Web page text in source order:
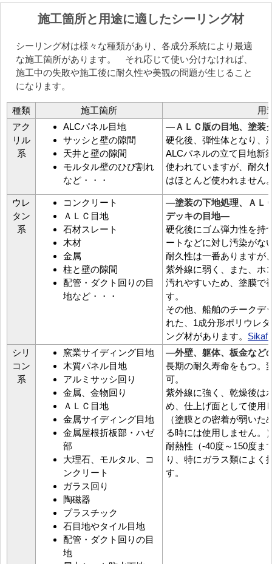
施工箇所と用途に適したシーリング材
シーリング材は様々な種類があり、各成分系統により最適
な施工箇所があります。 それ応じて使い分けなければ、
施工中の失敗や施工後に耐久性や美観の問題が生じること
になります。
種類 施工箇所
用
アク
リル
系
ALCパネル目地
サッシと壁の隙間
天井と壁の隙間
モルタル壁のひび割れ
など・・・
―ＡＬＣ版の目地、塗装
硬化後、弾性体となり、
ALCパネルの立て目地新
使われていますが、耐久
はほとんど使われません
ウレ
タン
系
コンクリート
ＡＬＣ目地
石材スレート
木材
金属
柱と壁の隙間
配管・ダクト回りの目
地など・・・
―塗装の下地処理、ＡＬ
デッキの目地―
硬化後にゴム弾力性を持
ートなどに対し汚染がな
耐久性は一番ありますが
紫外線に弱く、また、ホ
汚れやすいため、塗膜で
す。
その他、船舶のチークデ
れた、1成分形ポリウレ
ング材があります。
シリ
コン
系
窯業サイディング目地
木質パネル目地
アルミサッシ回り
金属、金物回り
ＡＬＣ目地
金属サイディング目地
金属屋根折板部・ハゼ
部
大理石、モルタル、コ
ンクリート
ガラス回り
陶磁器
プラスチック
石目地やタイル目地
配管・ダクト回りの目
地
―外壁、躯体、板金など
長期の耐久寿命をもつ。
可。
紫外線に強く、乾燥後は
め、仕上げ面として使用
（塗膜との密着が弱い
る時には使用しません。
耐熱性（-40度～150度ま
り、特にガラス類によく
す。